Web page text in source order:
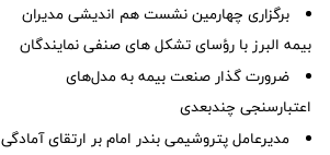
برگزاری چهارمین نشست هم اندیشی مدیران
بیمه البرز با رؤسای تشکل های صنفی نمایندگان
ضرورت گذار صنعت بیمه به مدل‌های
اعتبارسنجی چندبعدی
مدیرعامل پتروشیمی بندر امام بر ارتقای آمادگی